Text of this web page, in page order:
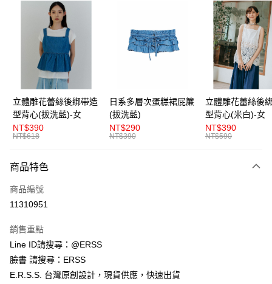
超商取貨付款
LINE Pay
Apple Pay
街口支付
悠遊付
AFTEE先享後付
相關說明
便利好安心！
２．便利：只要手機號碼，簡訊認證，即可結帳。
３．安心：先確認商品／服務後，再付款。
【「AFTEE先享後付」結帳流程】
１．於結帳方式選擇「AFTEE先享後付」後，將跳轉至「AFTEE先享後付」
結帳頁面，進行簡訊認證並確認金額後，即可完成結帳。
２．訂單成立數日內，您將收到繳費通知簡訊。
ATM／網路銀行／等多元方式進行付款，方視為交易完成。
運送方式
全家取貨付款
付款後全家取貨
每筆NT$80，滿NT$1,200(含以上)免運費
立體雕花蕾絲後綁帶造
型背心(拔洗藍)-女
NT$390
NT$618
日系多層次蛋糕裙屁簾
(拔洗藍)
NT$290
NT$390
立體雕花蕾絲後
型背心(米白)-女
NT$390
NT$590
商品特色
商品編號
11310951
銷售重點
Line ID請搜尋：@ERSS
臉書 請搜尋：ERSS
E.R.S.S. 台灣原創設計，現貨供應，快速出貨